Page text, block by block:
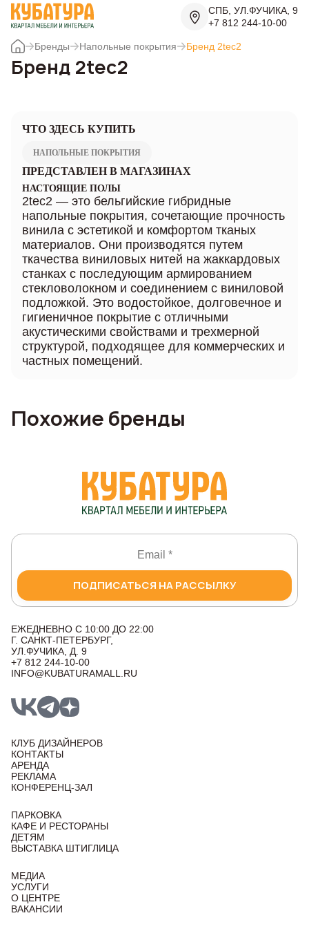
СПБ, УЛ.ФУЧИКА, 9
+7 812 244-10-00
Бренды Напольные покрытия Бренд 2tec2
Бренд 2tec2
ЧТО ЗДЕСЬ КУПИТЬ
НАПОЛЬНЫЕ ПОКРЫТИЯ
ПРЕДСТАВЛЕН В МАГАЗИНАХ
НАСТОЯЩИЕ ПОЛЫ
2tec2 — это бельгийские гибридные
напольные покрытия, сочетающие прочность
винила с эстетикой и комфортом тканых
материалов. Они производятся путем
ткачества виниловых нитей на жаккардовых
станках с последующим армированием
стекловолокном и соединением с виниловой
подложкой. Это водостойкое, долговечное и
гигиеничное покрытие с отличными
акустическими свойствами и трехмерной
структурой, подходящее для коммерческих и
частных помещений.
Похожие бренды
ПОДПИСАТЬСЯ НА РАССЫЛКУ
ЕЖЕДНЕВНО С 10:00 ДО 22:00
Г. САНКТ-ПЕТЕРБУРГ,
УЛ.ФУЧИКА, Д. 9
+7 812 244-10-00
INFO@KUBATURAMALL.RU
КЛУБ ДИЗАЙНЕРОВ
КОНТАКТЫ
АРЕНДА
РЕКЛАМА
КОНФЕРЕНЦ-ЗАЛ
ПАРКОВКА
КАФЕ И РЕСТОРАНЫ
ДЕТЯМ
ВЫСТАВКА ШТИГЛИЦА
МЕДИА
УСЛУГИ
О ЦЕНТРЕ
ВАКАНСИИ